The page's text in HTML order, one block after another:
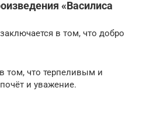
«Василиса
в том, что добро
том, что терпеливым и
и уважение.